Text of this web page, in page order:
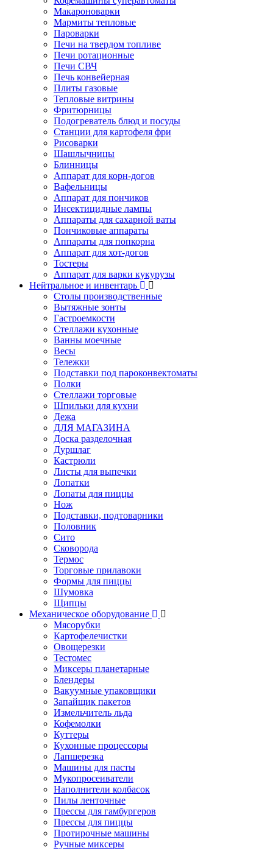
Макароноварки
Мармиты тепловые
Пароварки
Печи на твердом топливе
Печи ротационные
Печи СВЧ
Печь конвейерная
Плиты газовые
Тепловые витрины
Фритюрницы
Подогреватель блюд и посуды
Станции для картофеля фри
Рисоварки
Шашлычницы
Блинницы
Аппарат для корн-догов
Вафельницы
Аппарат для пончиков
Инсектицидные лампы
Аппараты для сахарной ваты
Пончиковые аппараты
Аппараты для попкорна
Аппарат для хот-догов
Тостеры
Аппарат для варки кукурузы
Нейтральное и инвентарь
Столы производственные
Вытяжные зонты
Гастроемкости
Стеллажи кухонные
Ванны моечные
Весы
Тележки
Подставки под пароконвектоматы
Полки
Стеллажи торговые
Шпильки для кухни
Дежа
ДЛЯ МАГАЗИНА
Доска разделочная
Дуршлаг
Кастрюли
Листы для выпечки
Лопатки
Лопаты для пиццы
Нож
Подставки, подтоварники
Половник
Сито
Сковорода
Термос
Торговые прилавоки
Формы для пиццы
Шумовка
Щипцы
Механическое оборудование
Мясорубки
Картофелечистки
Овощерезки
Тестомес
Миксеры планетарные
Блендеры
Вакуумные упаковщики
Запайщик пакетов
Измельчитель льда
Кофемолки
Куттеры
Кухонные процессоры
Лапшерезка
Машины для пасты
Мукопросеиватели
Наполнители колбасок
Пилы ленточные
Прессы для гамбургеров
Прессы для пиццы
Протирочные машины
Ручные миксеры